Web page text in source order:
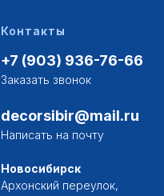
Контакты
+7 (903) 936-76-66
Заказать звонок
decorsibir@mail.ru
Написать на почту
Новосибирск
Архонский переулок,